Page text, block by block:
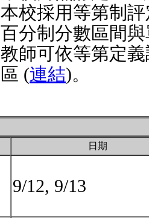
本校採用等第制
百分制分數區間
教師可依等第定
區 (連結)。
日期
9/12, 9/13